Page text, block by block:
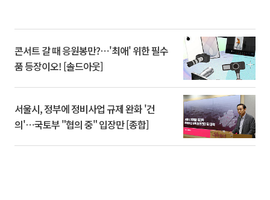
콘서트 갈 때 응원봉만?⋯'최애' 위한 필수
품 등장이오! [솔드아웃]
서울시, 정부에 정비사업 규제 완화 '건
의'⋯국토부 "협의 중" 입장만 [종합]